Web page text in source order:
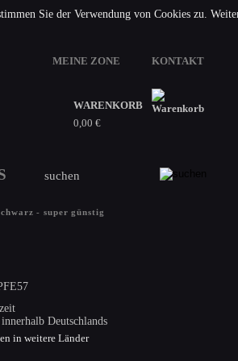
Sie der Verwendung von Cookies zu.
MEINE ZONE KONTAKT
WARENKORB
0,00 €
- super günstig
Deutschlands
in weitere Länder